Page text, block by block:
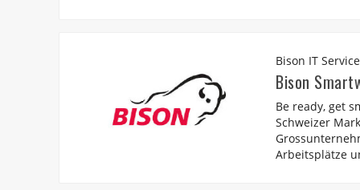
Bison IT
Bison
Be ready, get
Schweizer
Arbeitsplätze